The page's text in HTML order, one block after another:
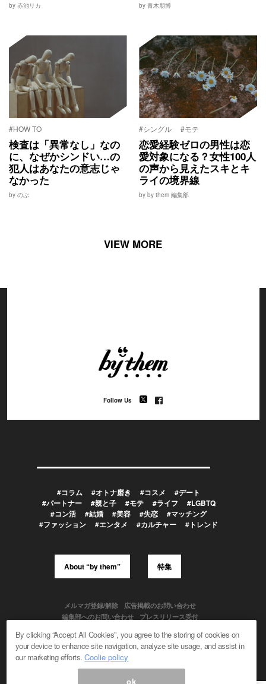
by 赤池リカ by 青木朋博
#HOW TO
検査は「異常なし」なの
に、なぜかシンドい…の
犯人はあなたの意志じゃ
なかった
by のぶ
#シングル #モテ
恋愛経験ゼロの男性は恋
愛対象になる？女性100人
の声から見えたスキとキ
ライの境界線
by by them 編集部
VIEW MORE
Follow Us
#コラム #オトナ磨き #コスメ
#デート
#パートナー
#親と子 #モテ #ライフ
#LGBTQ
#コン活
#結婚 #美容 #失恋
#マッチング
#ファッション
#エンタメ #カルチャー #トレンド
About “by them” 特集
メルマガ登録/解除
広告掲載のお問い合わせ
編集部へのお問い合わせ
プレスリリース受付
Powered by
By clicking “Accept All Cookies”, you agree to the storing of cookies on
your device to enhance site navigation, analyze site usage, and assist in
our marketing efforts.Coolie policy
ok